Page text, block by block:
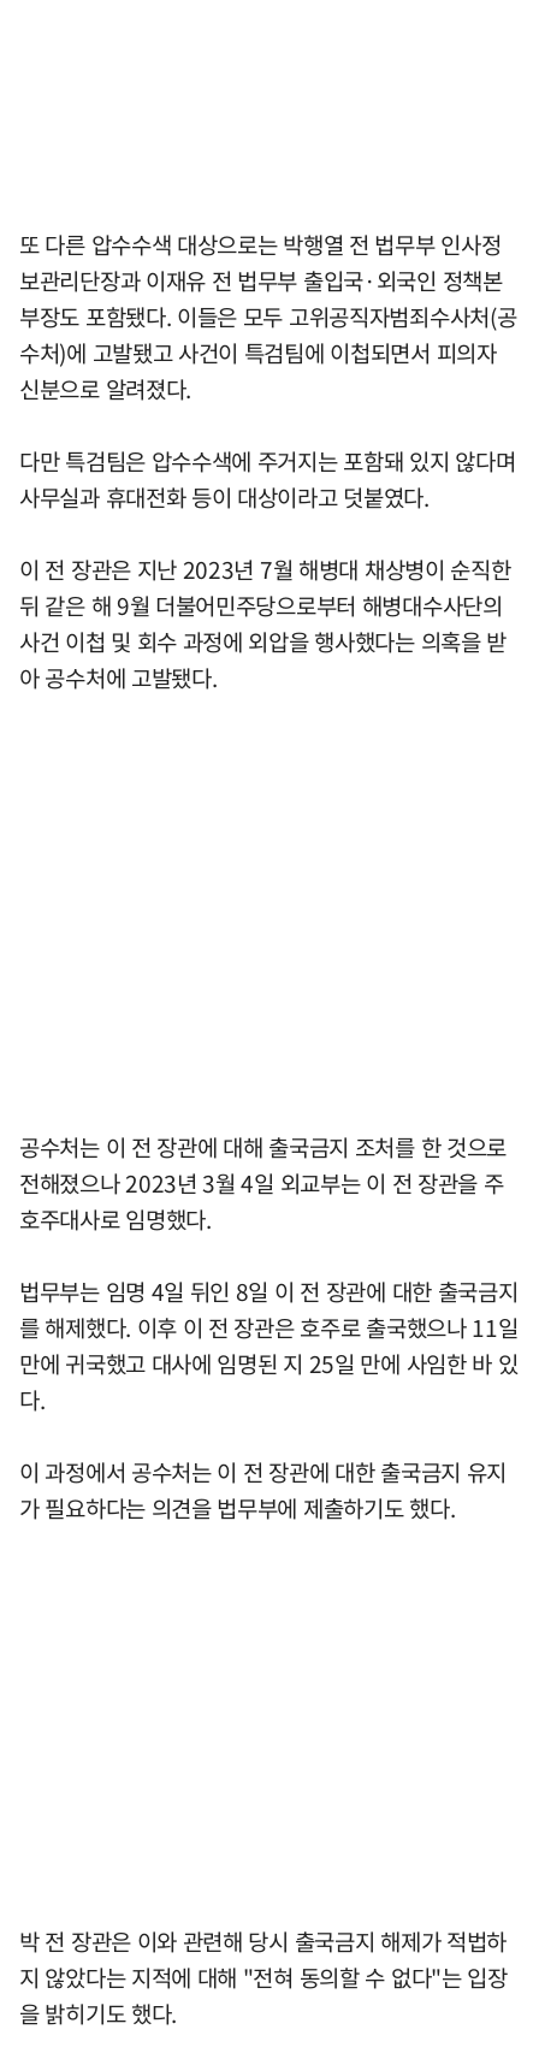
또 다른 압수수색 대상으로는 박행열 전 법무부 인사정
보관리단장과 이재유 전 법무부 출입국·외국인 정책본
부장도 포함됐다. 이들은 모두 고위공직자범죄수사처(공
수처)에 고발됐고 사건이 특검팀에 이첩되면서 피의자
신분으로 알려졌다.
다만 특검팀은 압수수색에 주거지는 포함돼 있지 않다며
사무실과 휴대전화 등이 대상이라고 덧붙였다.
이 전 장관은 지난 2023년 7월 해병대 채상병이 순직한
뒤 같은 해 9월 더불어민주당으로부터 해병대수사단의
사건 이첩 및 회수 과정에 외압을 행사했다는 의혹을 받
아 공수처에 고발됐다.
공수처는 이 전 장관에 대해 출국금지 조처를 한 것으로
전해졌으나 2023년 3월 4일 외교부는 이 전 장관을 주
호주대사로 임명했다.
법무부는 임명 4일 뒤인 8일 이 전 장관에 대한 출국금지
를 해제했다. 이후 이 전 장관은 호주로 출국했으나 11일
만에 귀국했고 대사에 임명된 지 25일 만에 사임한 바 있
다.
이 과정에서 공수처는 이 전 장관에 대한 출국금지 유지
가 필요하다는 의견을 법무부에 제출하기도 했다.
박 전 장관은 이와 관련해 당시 출국금지 해제가 적법하
지 않았다는 지적에 대해 "전혀 동의할 수 없다"는 입장
을 밝히기도 했다.